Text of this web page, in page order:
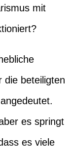
mit
die beteiligten
es springt
es viele